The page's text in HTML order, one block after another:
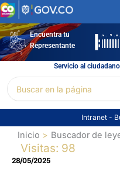
Ir
al
contenidoEncuentra tu
Representante
Servicio al ciudadano
por:
Intranet -
Inicio Buscador de
Visitas: 98
28/05/2025